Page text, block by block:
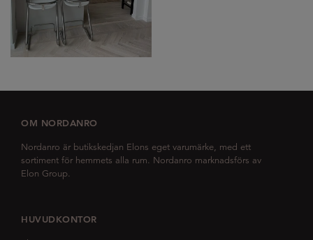
OM NORDANRO
Nordanro är butikskedjan Elons eget varumärke, med ett
sortiment för hemmets alla rum. Nordanro marknadsförs av
Elon Group.
HUVUDKONTOR